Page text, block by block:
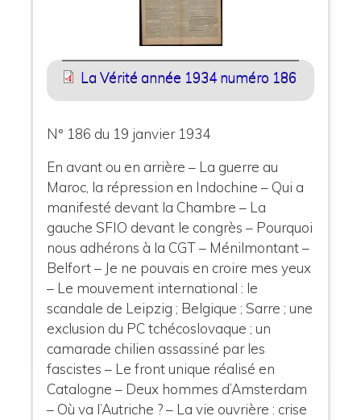
La Vérité année 1934 numéro 186
N° 186 du 19 janvier 1934
En avant ou en arrière – La guerre au
Maroc, la répression en Indochine – Qui a
manifesté devant la Chambre – La
gauche SFIO devant le congrès – Pourquoi
nous adhérons à la CGT – Ménilmontant –
Belfort – Je ne pouvais en croire mes yeux
– Le mouvement international : le
scandale de Leipzig ; Belgique ; Sarre ; une
exclusion du PC tchécoslovaque ; un
camarade chilien assassiné par les
fascistes – Le front unique réalisé en
Catalogne – Deux hommes d’Amsterdam
– Où va l’Autriche ? – La vie ouvrière : crise